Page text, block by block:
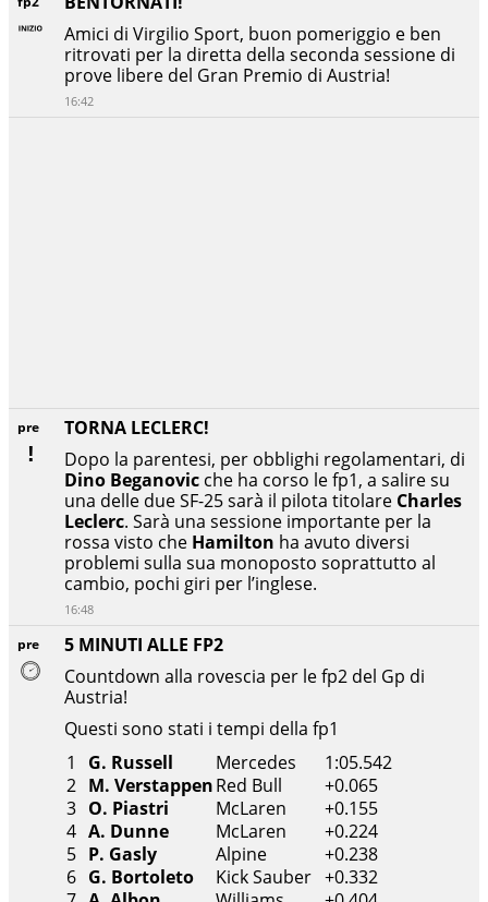
pre
5 MINUTI ALLE FP2
Countdown alla rovescia per le fp2 del Gp di
Austria!
Questi sono stati i tempi della fp1
1
G. Russell Mercedes
1:05.542
2 M. VerstappenRed Bull
+0.065
3 O. Piastri McLaren
+0.155
4 A. Dunne McLaren
+0.224
5 P. Gasly Alpine
+0.238
6 G. Bortoleto Kick Sauber +0.332
pre
TORNA LECLERC!
Dopo la parentesi, per obblighi regolamentari, di
Dino Beganovic che ha corso le fp1, a salire su
una delle due SF-25 sarà il pilota titolare Charles
Leclerc. Sarà una sessione importante per la
rossa visto che Hamilton ha avuto diversi
problemi sulla sua monoposto soprattutto al
cambio, pochi giri per l’inglese.
16:48
Amici di Virgilio Sport, buon pomeriggio e ben
ritrovati per la diretta della seconda sessione di
prove libere del Gran Premio di Austria!
16:42